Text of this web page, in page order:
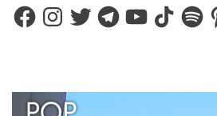
FacebookInstagram
TwitterTelegramYouTubeTikTok